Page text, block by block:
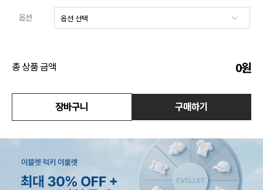
코디템
옵션
총 상품 금액 0원
장바구니 구매하기